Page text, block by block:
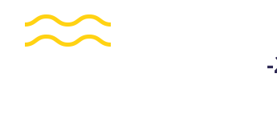
نموذج الاجابة رياضيات للصف السابع مبارك الكبير 2016-